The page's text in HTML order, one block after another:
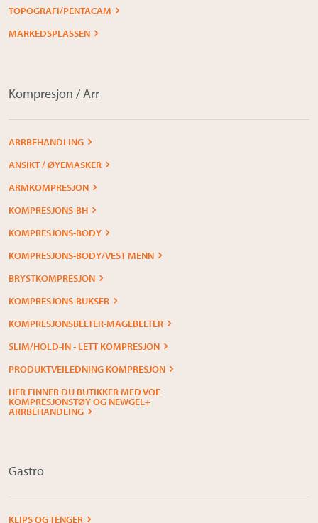
TOPOGRAFI/PENTACAM
MARKEDSPLASSEN
Kompresjon / Arr
ARRBEHANDLING
ANSIKT / ØYEMASKER
ARMKOMPRESJON
KOMPRESJONS-BH
KOMPRESJONS-BODY
KOMPRESJONS-BODY/VEST MENN
BRYSTKOMPRESJON
KOMPRESJONS-BUKSER
KOMPRESJONSBELTER-MAGEBELTER
SLIM/HOLD-IN - LETT KOMPRESJON
PRODUKTVEILEDNING KOMPRESJON
HER FINNER DU BUTIKKER MED VOE
KOMPRESJONSTØY OG NEWGEL+
ARRBEHANDLING
Gastro
KLIPS OG TENGER